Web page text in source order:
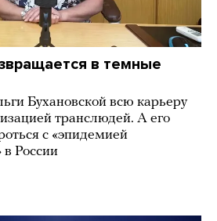
в темные
Бухановской всю карьеру
транслюдей. А его
с «эпидемией
в России